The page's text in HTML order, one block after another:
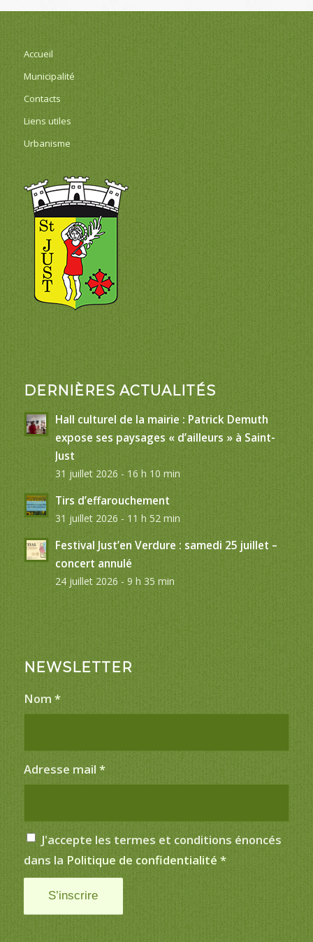
Accueil
Municipalité
Contacts
Liens utiles
Urbanisme
DERNIÈRES ACTUALITÉS
Hall culturel de la mairie : Patrick Demuth
expose ses paysages « d’ailleurs » à Saint-
Just
31 juillet 2026 - 16 h 10 min
Tirs d’effarouchement
31 juillet 2026 - 11 h 52 min
Festival Just’en Verdure : samedi 25 juillet –
concert annulé
24 juillet 2026 - 9 h 35 min
NEWSLETTER
Nom *
Adresse mail *
J'accepte les termes et conditions énoncés
dans la Politique de confidentialité *